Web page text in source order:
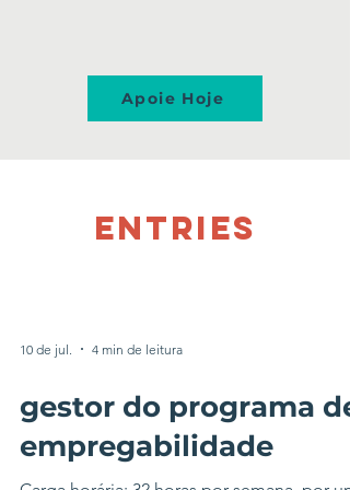
Apoie Hoje
ENTRIES
10 de jul. 4 min de leitura
gestor do programa de
empregabilidade